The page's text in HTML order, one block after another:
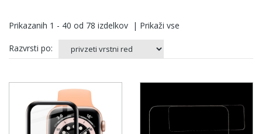
Prikazanih 1 - 40 od 78 izdelkov | Prikaži vse
Razvrsti po: